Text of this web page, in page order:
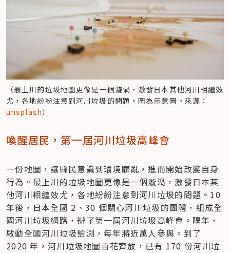
（最上川的垃圾地圖更像是一個漩渦，激發日本其他河川相繼效
尤，各地紛紛注意到河川垃圾的問題。圖為示意圖。來源：
unsplash）
喚醒居民，第一屆河川垃圾高峰會
一份地圖，讓縣民意識到環境髒亂，進而開始改變自身
行為。最上川的垃圾地圖更像是一個漩渦，激發日本其
他河川相繼效尤，各地紛紛注意到河川垃圾的問題。10
年後，日本全國 2、30 個關心河川垃圾的團體，組成全
國河川垃圾網路，辦了第一屆河川垃圾高峰會。隔年，
啟動全國河川垃圾監測，每年將近萬人參與。到了
2020 年，河川垃圾地圖百花齊放，已有 170 份河川垃